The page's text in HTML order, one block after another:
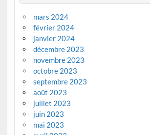
mars 2024
février 2024
janvier 2024
décembre 2023
novembre 2023
octobre 2023
septembre 2023
août 2023
juillet 2023
juin 2023
mai 2023